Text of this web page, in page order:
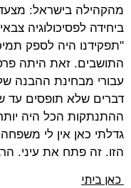
מהקהילה בישראל:
ביחידה לפסיכולוגיה
"תפקידנו היה לספק
התושבים. זאת היתה
עבורי מבחינת ההבנה
דברים שלא תופסים עד
ההתנתקות הכל היה
גדלתי כאן אין לי
הזו. זה פתח את עיני.
כאן ביתי